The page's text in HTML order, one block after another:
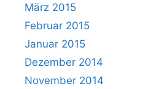
März 2015
Februar 2015
Januar 2015
Dezember 2014
November 2014